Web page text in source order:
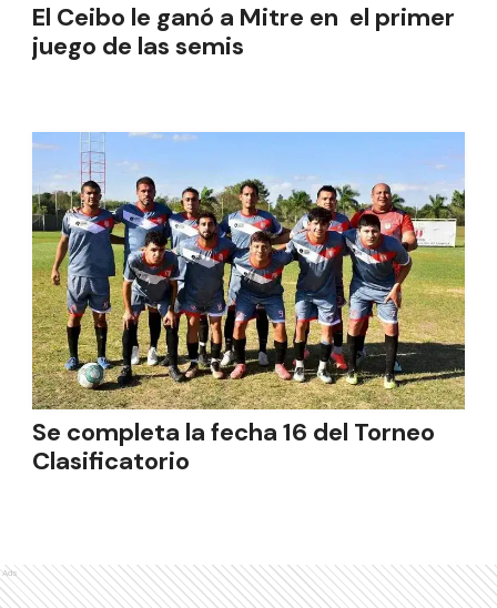
El Ceibo le ganó a Mitre en el primer
juego de las semis
Se completa la fecha 16 del Torneo
Clasificatorio
Ads